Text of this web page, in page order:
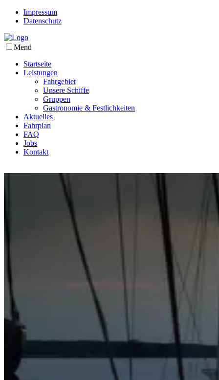
Impressum
Datenschutz
Menü
Startseite
Leistungen
Fahrgebiet
Unsere Schiffe
Gruppen
Gastronomie & Festlichkeiten
Aktuelles
Fahrplan
FAQ
Jobs
Kontakt